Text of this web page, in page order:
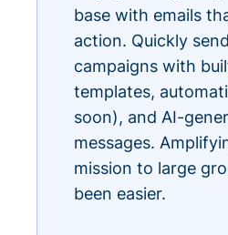
base with emails
action. Quickly
campaigns with
templates,
soon), and AI-
messages.
mission to large
been easier.